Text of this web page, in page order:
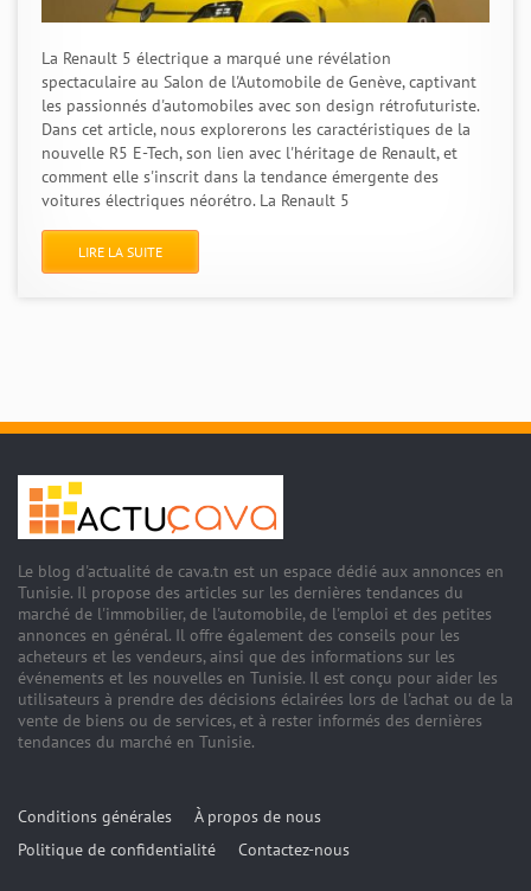
La Renault 5 électrique a marqué une révélation
spectaculaire au Salon de l'Automobile de Genève, captivant
les passionnés d'automobiles avec son design rétrofuturiste.
Dans cet article, nous explorerons les caractéristiques de la
nouvelle R5 E-Tech, son lien avec l'héritage de Renault, et
comment elle s'inscrit dans la tendance émergente des
voitures électriques néorétro. La Renault 5
LIRE LA SUITE
Le blog d'actualité de cava.tn est un espace dédié aux annonces en
Tunisie. Il propose des articles sur les dernières tendances du
marché de l'immobilier, de l'automobile, de l'emploi et des petites
annonces en général. Il offre également des conseils pour les
acheteurs et les vendeurs, ainsi que des informations sur les
événements et les nouvelles en Tunisie. Il est conçu pour aider les
utilisateurs à prendre des décisions éclairées lors de l'achat ou de la
vente de biens ou de services, et à rester informés des dernières
tendances du marché en Tunisie.
Conditions générales
À propos de nous
Politique de confidentialité
Contactez-nous